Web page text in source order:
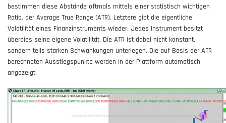
bestimmen diese Abstände oftmals mittels einer statistisch wichtigen
Ratio, der Average True Range (ATR). Letztere gibt die eigentliche
Volatilität eines Finanzinstruments wieder. Jedes Instrument besitzt
überdies seine eigene Volatilität. Die ATR ist dabei nicht konstant,
sondern teils starken Schwankungen unterlegen. Die auf Basis der ATR
berechneten Ausstiegspunkte werden in der Plattform automatisch
angezeigt.